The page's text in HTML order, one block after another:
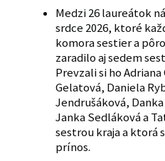
Medzi 26 laureátok
srdce 2026, ktoré
komora sestier a
zaradilo aj sedem
Prevzali si ho
Gelatová, Daniela
Jendrušáková,
Janka Sedláková a
sestrou kraja a ktorá
prínos.